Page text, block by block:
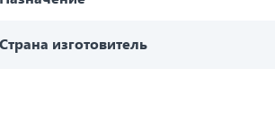
Страна изготовитель